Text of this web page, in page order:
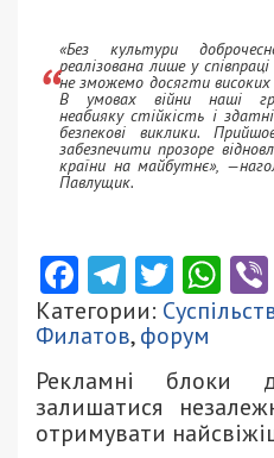
«Без культури
реалізована лише у
не зможемо досягти
В умовах війни наші
неабияку стійкість і
безпекові виклики.
забезпечити прозоре
країни на майбутнє»,
Павлущик.
Facebook
Telegram
Категории:
Филатов,форум
Рекламні блоки
залишатися
отримувати